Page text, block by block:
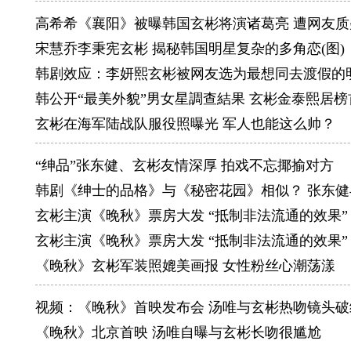
自从入演
所以还不
Home（
父母搬到
不要有
忘了确切
Money（
好象还没
从她那里
Name（
金泰平，
Oscar
高希希《襄阳》被曝韩国玄彬将演诸葛亮 遭网友
宋慧乔李秉宪玄彬 揭秘韩国明星复杂的多角恋(图)
韩剧效应：李妍熙玄彬被网友选为最想同去渡假的
韩公开“最美外貌”男女星調查結果 玄彬金泰熙居榜
玄彬在海军陆战队服役照曝光 军人也能这么帅？
“绅品”张东健、玄彬友情深厚 拍戏不忘揶揄对方
韩剧《绅士的品格》与《秘密花园》相似？ 张东
玄彬主演《晚秋》票房大发 “抵制非法流通的效果”
玄彬主演《晚秋》票房大发 “抵制非法流通的效果”
《晚秋》玄彬军装照媲美画报 女性粉丝心潮荡漾
视频：《晚秋》首映发布会 汤唯与玄彬热吻镜头
《晚秋》北京首映 汤唯自曝与玄彬长吻很尴尬